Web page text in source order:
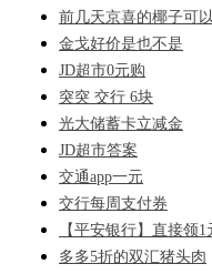
前几天京喜的椰子可
金戈好价是也不是
JD超市0元购
突突 交行 6块
光大储蓄卡立减金
JD超市答案
交通app一元
交行每周支付券
【平安银行】直接领1
多多5折的双汇猪头肉